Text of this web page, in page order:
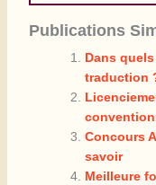
Publications
Dans
traduction
Concours
savoir
Meilleure